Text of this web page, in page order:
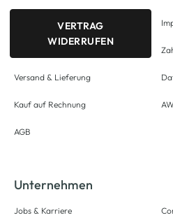
VERTRAG
WIDERRUFEN
Versand & Lieferung
Kauf auf Rechnung
AGB
Unternehmen
Jobs & Karriere